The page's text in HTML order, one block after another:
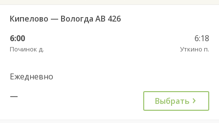
Кипелово — Вологда АВ 426
6:00
Починок д.
6:18
Уткино п.
Ежедневно
—
Выбрать